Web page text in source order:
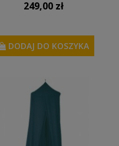
249,00 zł
DODAJ DO KOSZYKA